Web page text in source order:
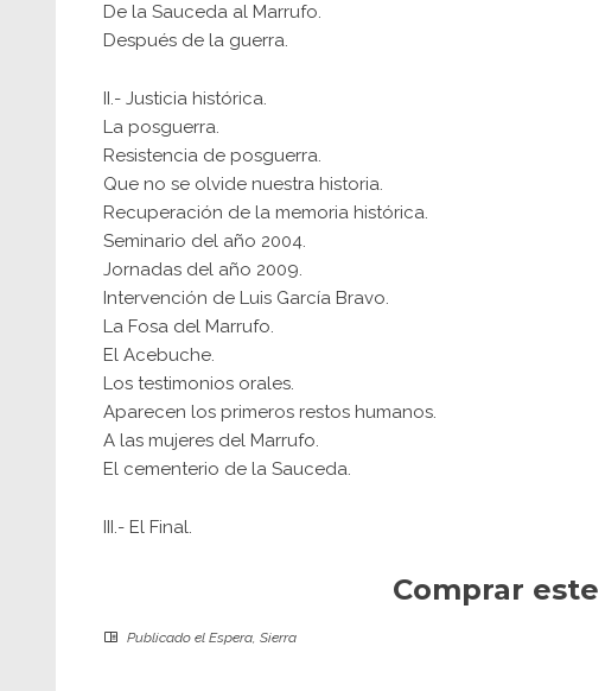
De la Sauceda al Marrufo.
Después de la guerra.
II.- Justicia histórica.
La posguerra.
Resistencia de posguerra.
Que no se olvide nuestra historia.
Recuperación de la memoria histórica.
Seminario del año 2004.
Jornadas del año 2009.
Intervención de Luis García Bravo.
La Fosa del Marrufo.
El Acebuche.
Los testimonios orales.
Aparecen los primeros restos humanos.
A las mujeres del Marrufo.
El cementerio de la Sauceda.
III.- El Final.
Comprar
Publicado el Espera, Sierra